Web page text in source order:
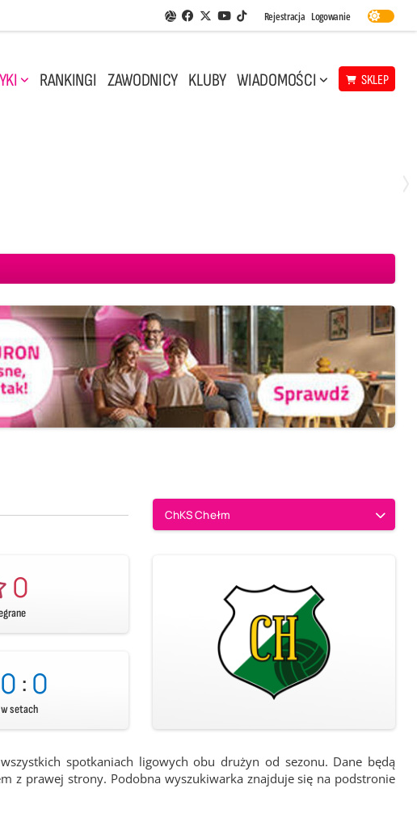
Aplikacja Siatkarskie Ligi
Facebook
Twitter
Youtube
TikTok
Rejestracja Logowanie
RANKINGI ZAWODNICY KLUBY WIADOMOŚCI SKLEP
ChKS Chełm
0
0:0
setach
spotkaniach ligowych obu drużyn od sezonu. Dane będą
z prawej strony. Podobna wyszukiwarka znajduje się na podstronie